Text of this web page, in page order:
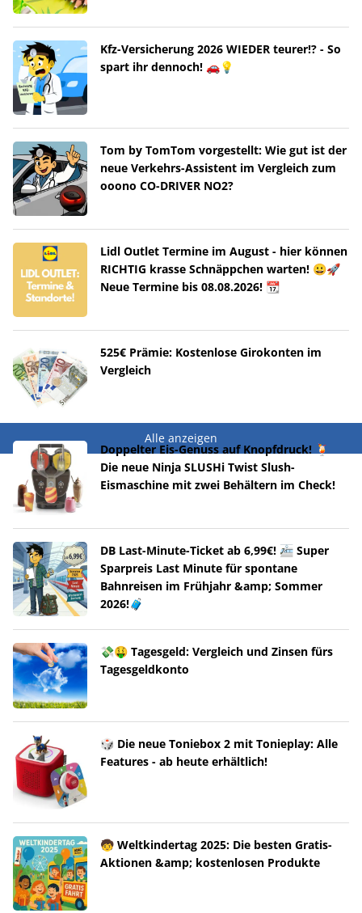
Kfz-Versicherung 2026 WIEDER teurer!? - So
spart ihr dennoch! 🚗💡
Tom by TomTom vorgestellt: Wie gut ist der
neue Verkehrs-Assistent im Vergleich zum
ooono CO-DRIVER NO2?
Lidl Outlet Termine im August - hier können
RICHTIG krasse Schnäppchen warten! 😀🚀
Neue Termine bis 08.08.2026! 📆
525€ Prämie: Kostenlose Girokonten im
Vergleich
Alle anzeigen
Doppelter Eis-Genuss auf Knopfdruck! 🍹
Die neue Ninja SLUSHi Twist Slush-
Eismaschine mit zwei Behältern im Check!
DB Last-Minute-Ticket ab 6,99€! 🚈 Super
Sparpreis Last Minute für spontane
Bahnreisen im Frühjahr &amp; Sommer
2026!🧳
💸🤑 Tagesgeld: Vergleich und Zinsen fürs
Tagesgeldkonto
🎲 Die neue Toniebox 2 mit Tonieplay: Alle
Features - ab heute erhältlich!
🧒 Weltkindertag 2025: Die besten Gratis-
Aktionen &amp; kostenlosen Produkte